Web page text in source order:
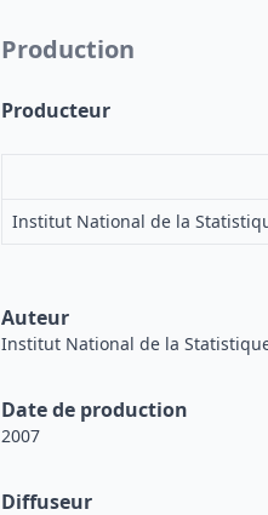
Production
Producteur
Institut National de la
Auteur
Institut National de la
Date de production
2007
Diffuseur